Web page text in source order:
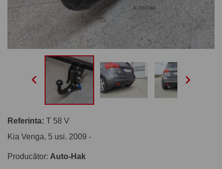
 
Referinta: T 58 V
Kia Venga, 5 usi. 2009 -
Producător: Auto-Hak